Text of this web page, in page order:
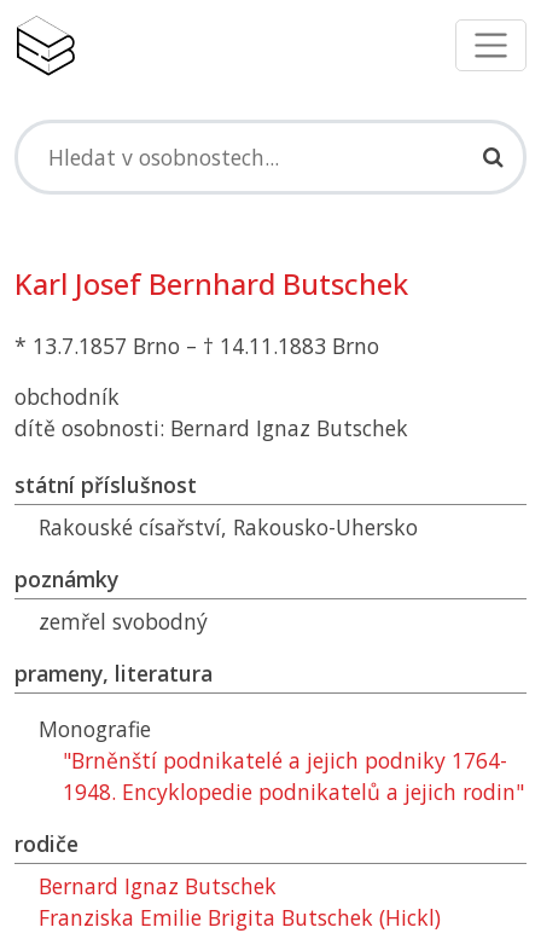
Karl Josef Bernhard Butschek
* 13.7.1857 Brno – † 14.11.1883 Brno
obchodník
dítě osobnosti: Bernard Ignaz Butschek
státní příslušnost
Rakouské císařství, Rakousko-Uhersko
poznámky
zemřel svobodný
prameny, literatura
Monografie
"Brněnští podnikatelé a jejich podniky 1764-
1948. Encyklopedie podnikatelů a jejich rodin"
rodiče
Bernard Ignaz Butschek
Franziska Emilie Brigita Butschek (Hickl)